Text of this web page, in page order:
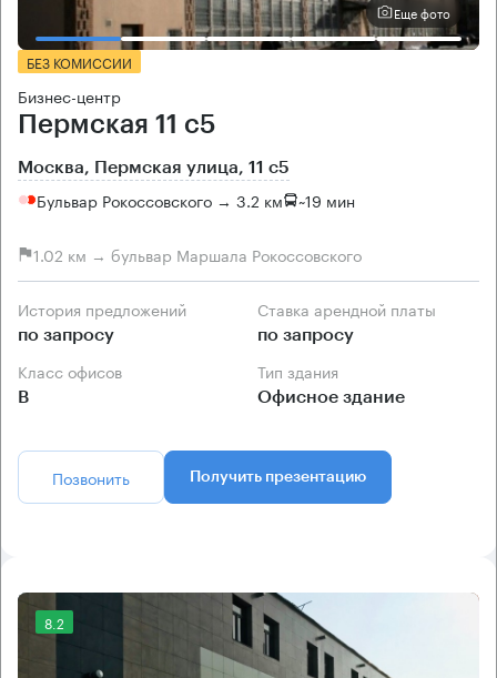
Еще фото
БЕЗ КОМИССИИ
Бизнес-центр
Пермская 11 с5
Москва, Пермская улица, 11 с5
Бульвар Рокоссовского → 3.2 км ~19 мин
1.02 км → бульвар Маршала Рокоссовского
История предложений
по запросу
Ставка арендной платы
по запросу
Класс офисов
B
Тип здания
Офисное здание
Позвонить Получить презентацию
8.2